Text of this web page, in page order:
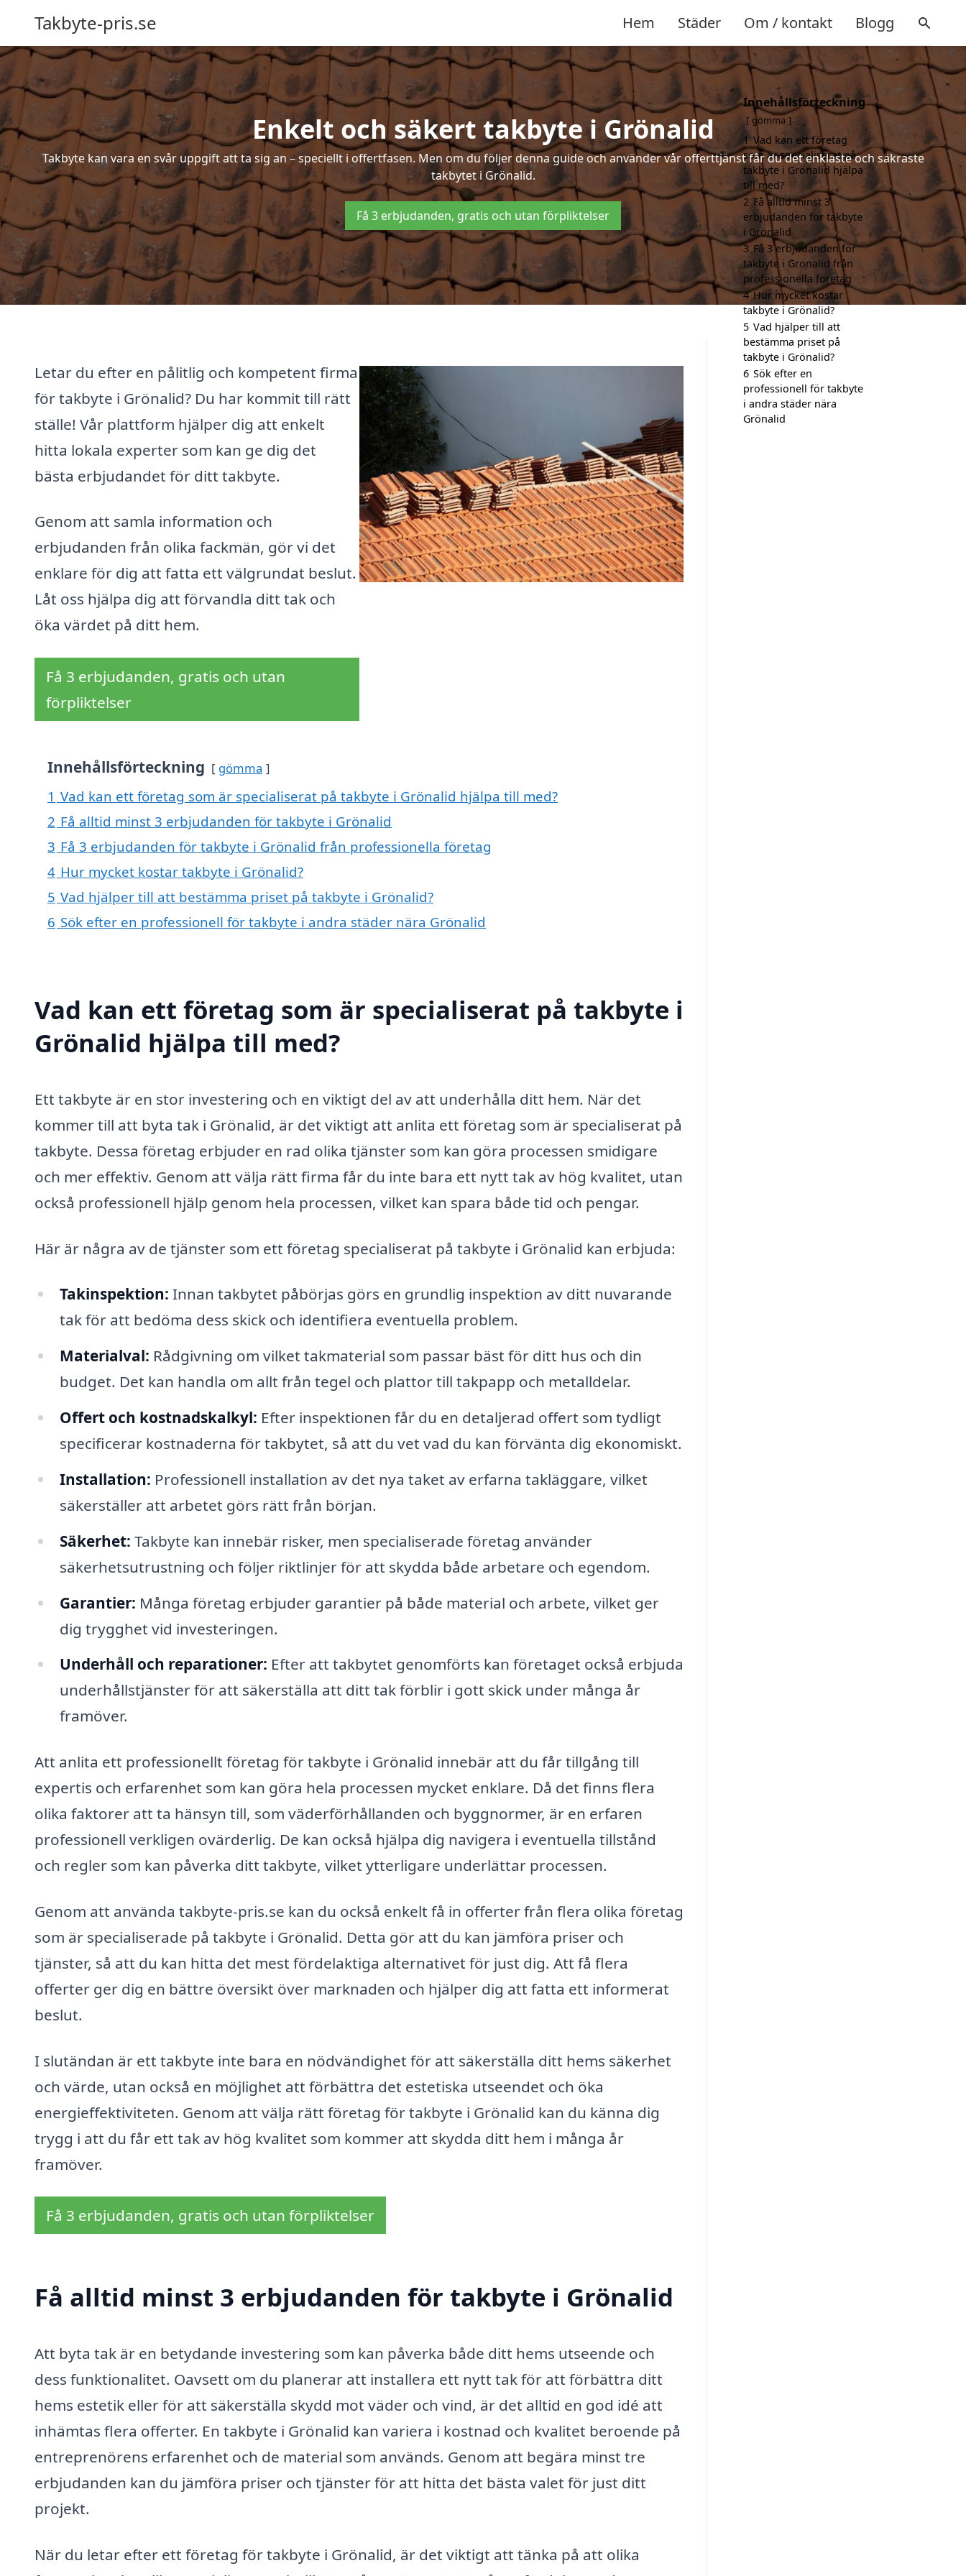
Takbyte-pris.se Hem Städer Om / kontakt Blogg
Enkelt och säkert takbyte i Grönalid
Takbyte kan vara en svår uppgift att ta sig an – speciellt i offertfasen. Men om du följer denna guide och använder vår offerttjänst får du det enklaste och säkraste
takbytet i Grönalid.
Få 3 erbjudanden, gratis och utan förpliktelser
Letar du efter en pålitlig och kompetent firma
för takbyte i Grönalid? Du har kommit till rätt
ställe! Vår plattform hjälper dig att enkelt
hitta lokala experter som kan ge dig det
bästa erbjudandet för ditt takbyte.
Genom att samla information och
erbjudanden från olika fackmän, gör vi det
enklare för dig att fatta ett välgrundat beslut.
Låt oss hjälpa dig att förvandla ditt tak och
öka värdet på ditt hem.
Få 3 erbjudanden, gratis och utan
förpliktelser
Innehållsförteckning gömma
1 Vad kan ett företag som är specialiserat på takbyte i Grönalid hjälpa till med?
2 Få alltid minst 3 erbjudanden för takbyte i Grönalid
3 Få 3 erbjudanden för takbyte i Grönalid från professionella företag
4 Hur mycket kostar takbyte i Grönalid?
5 Vad hjälper till att bestämma priset på takbyte i Grönalid?
6 Sök efter en professionell för takbyte i andra städer nära Grönalid
Vad kan ett företag som är specialiserat på takbyte i
Grönalid hjälpa till med?
Ett takbyte är en stor investering och en viktigt del av att underhålla ditt hem. När det
kommer till att byta tak i Grönalid, är det viktigt att anlita ett företag som är specialiserat på
takbyte. Dessa företag erbjuder en rad olika tjänster som kan göra processen smidigare
och mer effektiv. Genom att välja rätt firma får du inte bara ett nytt tak av hög kvalitet, utan
också professionell hjälp genom hela processen, vilket kan spara både tid och pengar.
Här är några av de tjänster som ett företag specialiserat på takbyte i Grönalid kan erbjuda:
Takinspektion: Innan takbytet påbörjas görs en grundlig inspektion av ditt nuvarande
tak för att bedöma dess skick och identifiera eventuella problem.
Materialval: Rådgivning om vilket takmaterial som passar bäst för ditt hus och din
budget. Det kan handla om allt från tegel och plattor till takpapp och metalldelar.
Offert och kostnadskalkyl: Efter inspektionen får du en detaljerad offert som tydligt
specificerar kostnaderna för takbytet, så att du vet vad du kan förvänta dig ekonomiskt.
Installation: Professionell installation av det nya taket av erfarna takläggare, vilket
säkerställer att arbetet görs rätt från början.
Säkerhet: Takbyte kan innebär risker, men specialiserade företag använder
säkerhetsutrustning och följer riktlinjer för att skydda både arbetare och egendom.
Garantier: Många företag erbjuder garantier på både material och arbete, vilket ger
dig trygghet vid investeringen.
Underhåll och reparationer: Efter att takbytet genomförts kan företaget också erbjuda
underhållstjänster för att säkerställa att ditt tak förblir i gott skick under många år
framöver.
Att anlita ett professionellt företag för takbyte i Grönalid innebär att du får tillgång till
expertis och erfarenhet som kan göra hela processen mycket enklare. Då det finns flera
olika faktorer att ta hänsyn till, som väderförhållanden och byggnormer, är en erfaren
professionell verkligen ovärderlig. De kan också hjälpa dig navigera i eventuella tillstånd
och regler som kan påverka ditt takbyte, vilket ytterligare underlättar processen.
Genom att använda takbyte-pris.se kan du också enkelt få in offerter från flera olika företag
som är specialiserade på takbyte i Grönalid. Detta gör att du kan jämföra priser och
tjänster, så att du kan hitta det mest fördelaktiga alternativet för just dig. Att få flera
offerter ger dig en bättre översikt över marknaden och hjälper dig att fatta ett informerat
beslut.
I slutändan är ett takbyte inte bara en nödvändighet för att säkerställa ditt hems säkerhet
och värde, utan också en möjlighet att förbättra det estetiska utseendet och öka
energieffektiviteten. Genom att välja rätt företag för takbyte i Grönalid kan du känna dig
trygg i att du får ett tak av hög kvalitet som kommer att skydda ditt hem i många år
framöver.
Få 3 erbjudanden, gratis och utan förpliktelser
Få alltid minst 3 erbjudanden för takbyte i Grönalid
Att byta tak är en betydande investering som kan påverka både ditt hems utseende och
dess funktionalitet. Oavsett om du planerar att installera ett nytt tak för att förbättra ditt
hems estetik eller för att säkerställa skydd mot väder och vind, är det alltid en god idé att
inhämtas flera offerter. En takbyte i Grönalid kan variera i kostnad och kvalitet beroende på
entreprenörens erfarenhet och de material som används. Genom att begära minst tre
erbjudanden kan du jämföra priser och tjänster för att hitta det bästa valet för just ditt
projekt.
När du letar efter ett företag för takbyte i Grönalid, är det viktigt att tänka på att olika
Innehållsförteckning
gömma
1 Vad kan ett företag
som är specialiserat på
takbyte i Grönalid hjälpa
till med?
2 Få alltid minst 3
erbjudanden för takbyte
i Grönalid
3 Få 3 erbjudanden för
takbyte i Grönalid från
professionella företag
4 Hur mycket kostar
takbyte i Grönalid?
5 Vad hjälper till att
bestämma priset på
takbyte i Grönalid?
6 Sök efter en
professionell för takbyte
i andra städer nära
Grönalid